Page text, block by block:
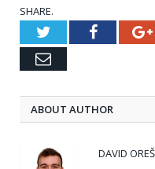
SHARE.
TwitterFacebook
Email
ABOUT AUTHOR
DAVID